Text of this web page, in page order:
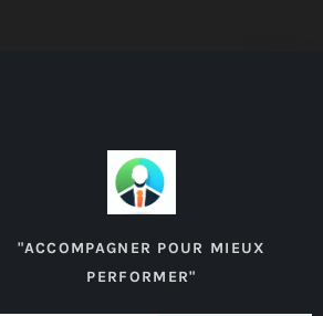
"ACCOMPAGNER POUR MIEUX
PERFORMER"